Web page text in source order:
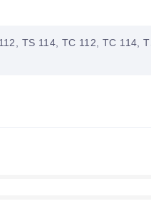
TS 114, TC 112, TC 114,